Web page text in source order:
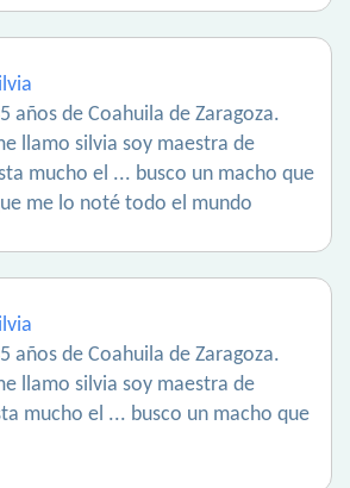
años de Coahuila de Zaragoza.
llamo silvia soy maestra de
mucho el ... busco un macho que
me lo noté todo el mundo
años de Coahuila de Zaragoza.
llamo silvia soy maestra de
mucho el ... busco un macho que